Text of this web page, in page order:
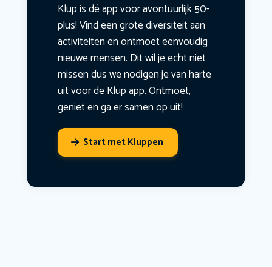
Klup is dé app voor avontuurlijk 50-
plus! Vind een grote diversiteit aan
activiteiten en ontmoet eenvoudig
nieuwe mensen. Dit wil je echt niet
missen dus we nodigen je van harte
uit voor de Klup app. Ontmoet,
geniet en ga er samen op uit!
Start met Kluppen